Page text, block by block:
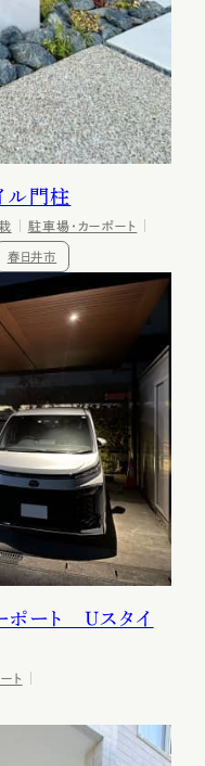
ル門柱
駐車場・カーポート
春日井市
ポート Uスタイ
ト